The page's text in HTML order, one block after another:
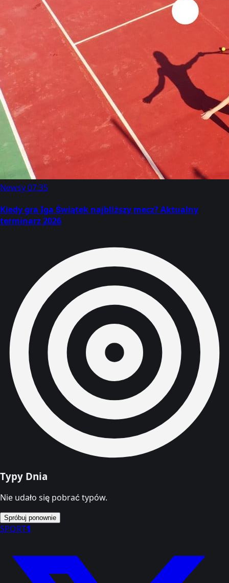
Newsy07:35
Kiedy gra Iga Świątek najbliższy mecz? Aktualny
terminarz 2026
Typy Dnia
Nie udało się pobrać typów.
Spróbuj ponownie
SPORT1